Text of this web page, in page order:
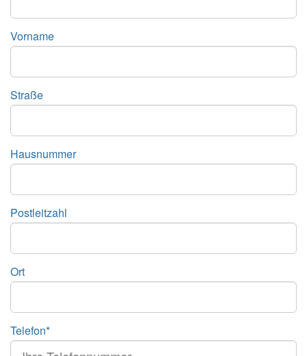
Vorname
Straße
Hausnummer
Postleitzahl
Ort
Telefon*